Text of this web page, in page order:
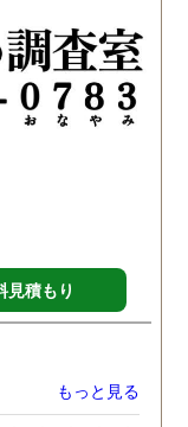
見積もり
もっと見る